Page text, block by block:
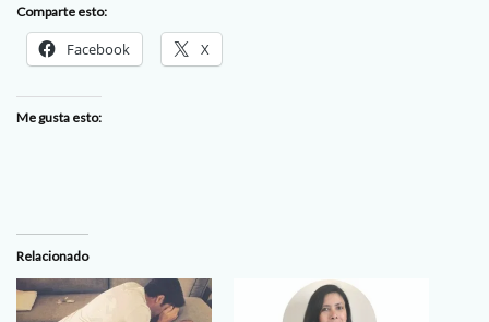
Comparte esto:
Facebook X
Me gusta esto:
Relacionado